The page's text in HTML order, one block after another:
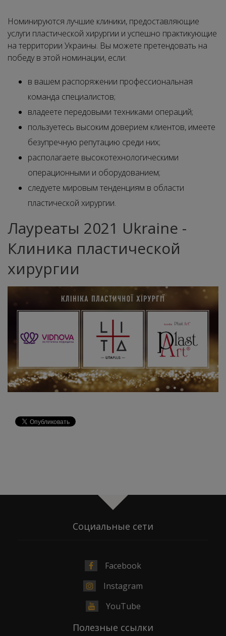
Номинируются лучшие клиники, предоставляющие
услуги пластической хирургии и успешно практикующие
на территории Украины. Вы можете претендовать на
победу в этой номинации, если:
в вашем распоряжении профессиональная
команда специалистов;
владеете передовыми техниками операций;
пользуетесь высоким доверием клиентов, имеете
безупречную репутацию среди них;
располагаете высокотехнологическими
операционными и оборудованием;
следуете мировым тенденциям в области
пластической хирургии.
Лауреаты 2021 Ukraine -
Клиника пластической
хирургии
Социальные сети
Facebook
Instagram
YouTube
Полезные ссылки